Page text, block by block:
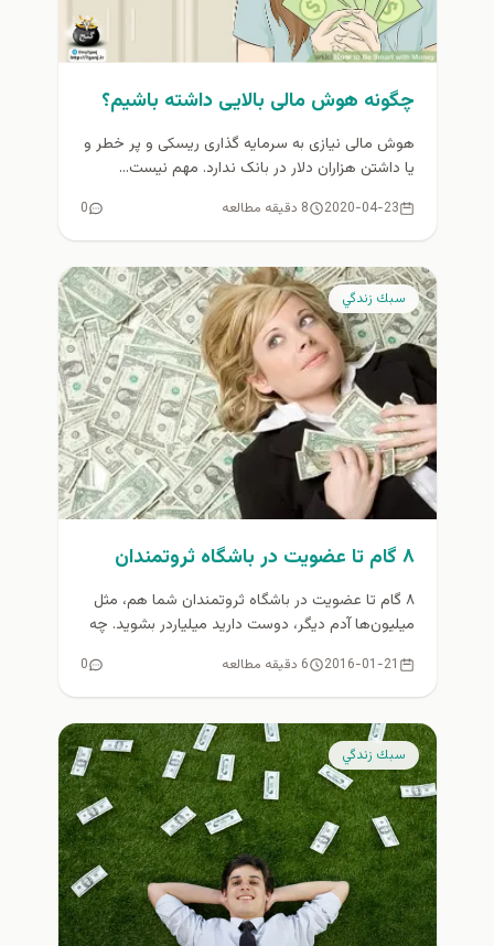
چگونه هوش مالی بالایی داشته باشیم؟
هوش مالی نیازی به سرمایه گذاری ریسکی و پر خطر و
یا داشتن هزاران دلار در بانک ندارد. مهم نیست...
2020-04-23 8 دقیقه مطالعه 0
سبك زندگي
۸ گام تا عضویت در باشگاه ثروتمندان
۸ گام تا عضویت در باشگاه ثروتمندان شما هم، مثل
میلیون‌ها آدم دیگر، دوست دارید میلیاردر بشوید. چه
2016-01-21 6 دقیقه مطالعه 0
سبك زندگي